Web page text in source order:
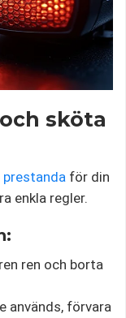
sköta
prestanda för din
enkla regler.
ren och borta
används, förvara